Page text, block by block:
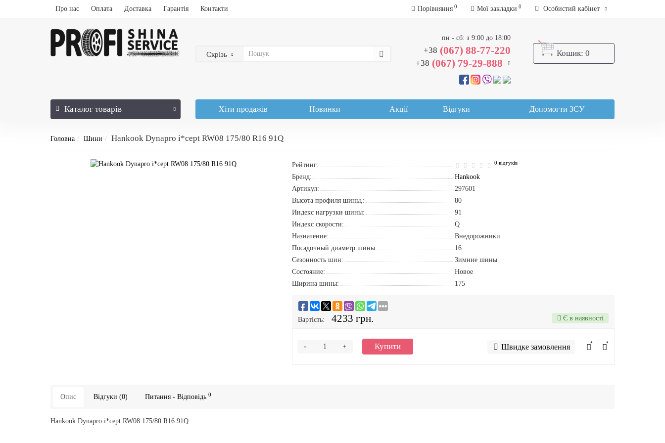
Про нас Оплата Доставка Гарантія Контакти Порівняння 0 Мої закладки 0 Особистий кабінет
Скрізь
пн - сб: з 9:00 до 18:00
+38 (067) 88-77-220
+38 (067) 79-29-888
Кошик: 0
Каталог товарів Хіти продажів Новинки Акції Відгуки Допомогти ЗСУ
Головна Шини Hankook Dynapro i*cept RW08 175/80 R16 91Q
Рейтинг: 0 відгуків
Бренд:
Hankook
Артикул:
297601
Высота профиля шины,:
80
Индекс нагрузки шины:
91
Индекс скорости:
Q
Назначение:
Внедорожники
Посадочный диаметр шины:
16
Сезонность шин:
Зимние шины
Состояние:
Новое
Ширина шины:
175
Вартість: 4233 грн. Є в наявності
+
- Купити Швидке замовлення
Опис Відгуки (0) Питання - Відповідь 0
Hankook Dynapro i*cept RW08 175/80 R16 91Q